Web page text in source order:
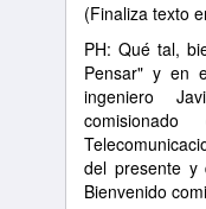
(Finaliza texto
PH: Qué tal,
Pensar" y en
ingeniero
del presente y
Bienvenido